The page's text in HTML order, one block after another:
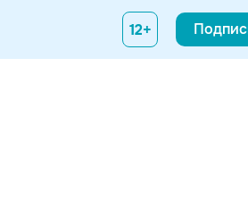
12+
с высочайшим качеством битов и